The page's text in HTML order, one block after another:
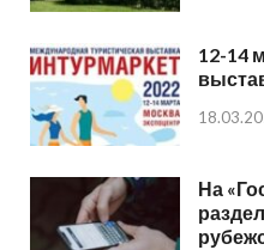
12-14
На